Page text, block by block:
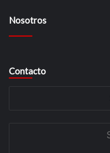
Nosotros
Contacto